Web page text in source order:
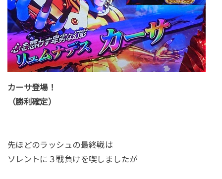
カーサ登場！
（勝利確定）
先ほどのラッシュの最終戦は
ソレントに３戦負けを喫しましたが